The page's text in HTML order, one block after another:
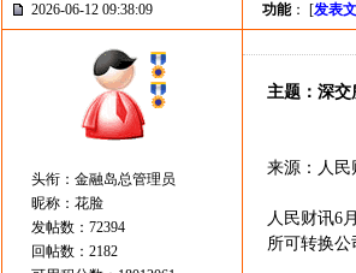
2026-06-12 09:38:09 功能： [发表
头衔：金融岛总管理员
昵称：花脸
发帖数：72394
回帖数：2182
主题：深交
来源：人民
人民财讯6
所可转换公